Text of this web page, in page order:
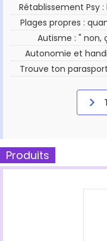
Rétablissement Psy
Plages propres :
Autisme : " non,
Autonomie et
Trouve ton
Produits